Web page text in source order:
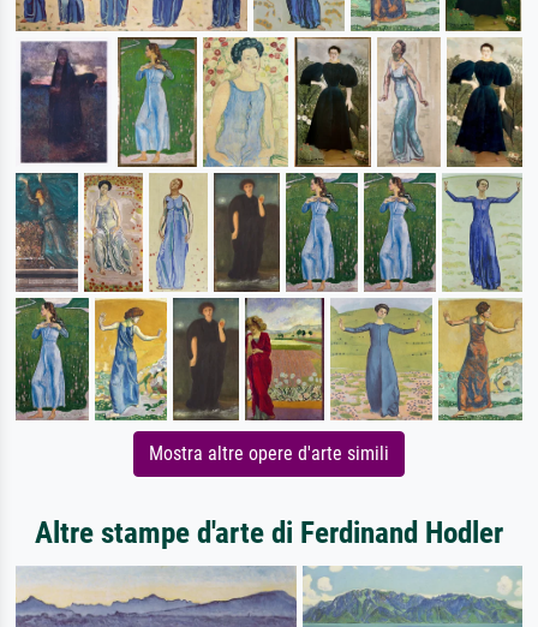
Mostra altre opere d'arte simili
Altre stampe d'arte di Ferdinand Hodler